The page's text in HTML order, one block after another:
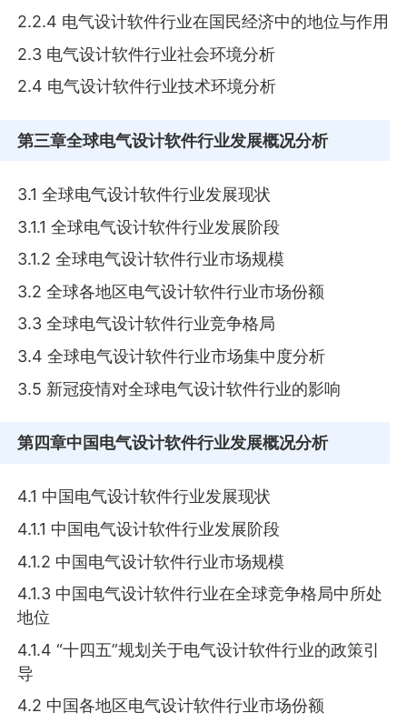
2.2.4 电气设计软件行业在国民经济中的地位与作用
2.3 电气设计软件行业社会环境分析
2.4 电气设计软件行业技术环境分析
第三章全球电气设计软件行业发展概况分析
3.1 全球电气设计软件行业发展现状
3.1.1 全球电气设计软件行业发展阶段
3.1.2 全球电气设计软件行业市场规模
3.2 全球各地区电气设计软件行业市场份额
3.3 全球电气设计软件行业竞争格局
3.4 全球电气设计软件行业市场集中度分析
3.5 新冠疫情对全球电气设计软件行业的影响
第四章中国电气设计软件行业发展概况分析
4.1 中国电气设计软件行业发展现状
4.1.1 中国电气设计软件行业发展阶段
4.1.2 中国电气设计软件行业市场规模
4.1.3 中国电气设计软件行业在全球竞争格局中所处
地位
4.1.4 “十四五”规划关于电气设计软件行业的政策引
导
4.2 中国各地区电气设计软件行业市场份额